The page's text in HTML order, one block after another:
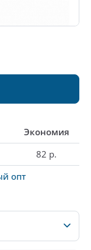
Экономия
82 р.
опт